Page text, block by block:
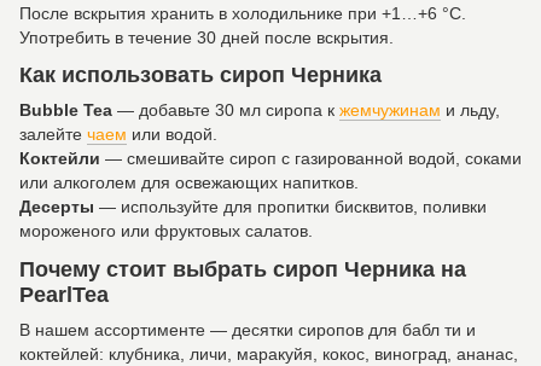
После вскрытия хранить в холодильнике при +1…+6 °C.
Употребить в течение 30 дней после вскрытия.
Как использовать сироп Черника
Bubble Tea — добавьте 30 мл сиропа к жемчужинам и льду,
залейте чаем или водой.
Коктейли — смешивайте сироп с газированной водой, соками
или алкоголем для освежающих напитков.
Десерты — используйте для пропитки бисквитов, поливки
мороженого или фруктовых салатов.
Почему стоит выбрать сироп Черника на
PearlTea
В нашем ассортименте — десятки сиропов для бабл ти и
коктейлей: клубника, личи, маракуйя, кокос, виноград, ананас,